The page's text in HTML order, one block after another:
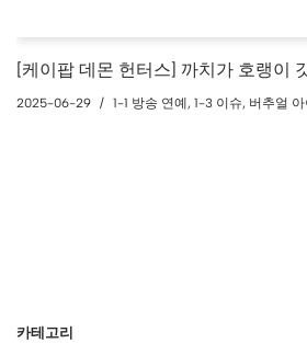
[케이팝 데몬 헌터스] 까치가 호랭이
2025-06-29 1-1 방송 연예, 1-3 이슈, 버추얼
카테고리